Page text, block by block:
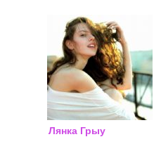
Лянка Грыу